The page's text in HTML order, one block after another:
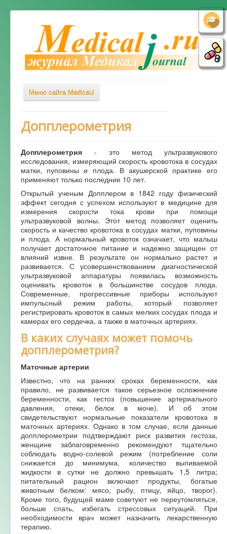
Меню сайта MedicalJ
Весь Медикал
Симптомы
Заболевания
Диагностика
Лечение
Советы врача
Альтернативная медицина
Форум
Допплерометрия
Допплерометрия - это метод ультразвукового
исследования, измеряющий скорость кровотока в сосудах
матки, пуповины и плода. В акушерской практике его
применяют только последние 10 лет.
Открытый ученым Допплером в 1842 году физический
эффект сегодня с успехом используют в медицине для
измерения скорости тока крови при помощи
ультразвуковой волны. Этот метод позволяет оценить
скорость и качество кровотока в сосудах матки, пуповины
и плода. А нормальный кровоток означает, что малыш
получает достаточное питание и надежно защищен от
влияний извне. В результате он нормально растет и
развивается. С усовершенствованием диагностической
ультразвуковой аппаратуры появилась возможность
оценивать кровоток в большинстве сосудов плода.
Современные, прогрессивные приборы используют
импульсный режим работы, который позволяет
регистрировать кровоток в самых мелких сосудах плода и
камерах его сердечка, а также в маточных артериях.
В каких случаях может помочь
допплерометрия?
Маточные артерии
Известно, что на ранних сроках беременности, как
правило, не развивается такое серьезное осложнение
беременности, как гестоз (повышение артериального
давления, отеки, белок в моче). И об этом
свидетельствуют нормальные показатели кровотока в
маточных артериях. Однако в том случае, если данные
допплерометрии подтверждают риск развития гестоза,
женщине заблаговременно рекомендуют тщательно
соблюдать водно-солевой режим (потребление соли
снижается до минимума, количество выпиваемой
жидкости в сутки не должно превышать 1,5 литра;
питательный рацион включает продукты, богатые
животным белком: мясо, рыбу, птицу, яйцо, творог).
Кроме того, будущей маме советуют не переутомляться,
больше спать, избегать стрессовых ситуаций. При
необходимости врач может назначить лекарственную
терапию.